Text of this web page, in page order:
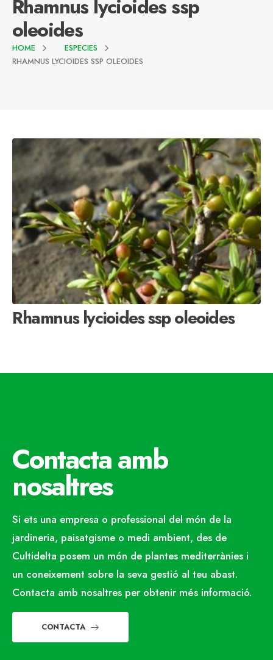
Rhamnus lycioides ssp
oleoides
HOME
ESPECIES
RHAMNUS LYCIOIDES SSP OLEOIDES
Rhamnus lycioides ssp oleoides
Contacta amb
nosaltres
Si ets una empresa o professional del món de la
jardineria, paisatgisme o medi ambient, des de
Cultidelta posem un món de plantes mediterrànies i
un coneixement sobre la seva gestió al teu abast.
Contacta amb nosaltres per obtenir més informació.
CONTACTA